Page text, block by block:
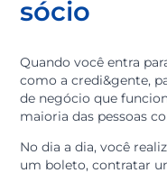
O que é
quais as
sócio
Quando você entra
como a